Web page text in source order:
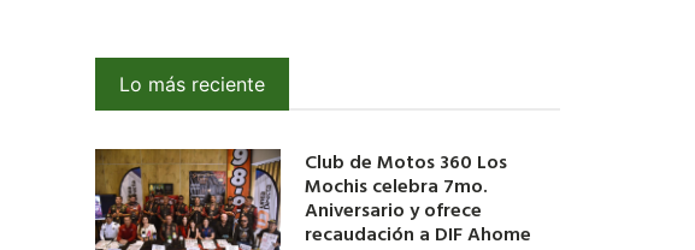
Lo más reciente
Club de Motos 360 Los
Mochis celebra 7mo.
Aniversario y ofrece
recaudación a DIF Ahome